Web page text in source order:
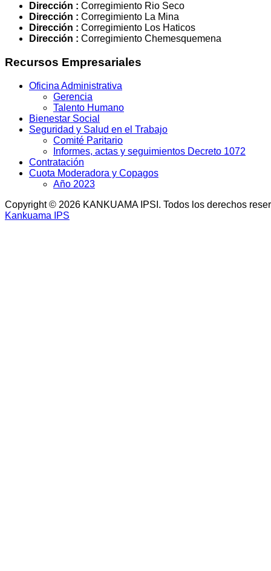
Dirección : Corregimiento Rio Seco
Dirección : Corregimiento La Mina
Dirección : Corregimiento Los Haticos
Dirección : Corregimiento Chemesquemena
Recursos Empresariales
Oficina Administrativa
Gerencia
Talento Humano
Bienestar Social
Seguridad y Salud en el Trabajo
Comité Paritario
Informes, actas y seguimientos Decreto 1072
Contratación
Cuota Moderadora y Copagos
Año 2023
Copyright © 2026 KANKUAMA IPSI. Todos los derechos
Kankuama IPS